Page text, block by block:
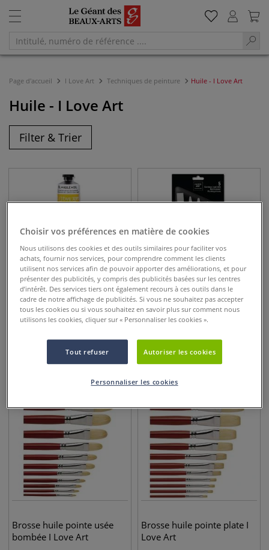
Page d'accueil I Love Art Techniques de peinture Huile - I Love Art
Huile - I Love Art
Filter & Trier
36 couleurs
Huile I Love Art
Couteaux à peindre huile,
11,95€
Brosse huile pointe usée
bombée I Love Art
Brosse huile pointe plate I
Love Art
Choisir vos préférences en matière de cookies
Nous utilisons des cookies et des outils similaires pour faciliter vos
achats, fournir nos services, pour comprendre comment les clients
utilisent nos services afin de pouvoir apporter des améliorations, et pour
présenter des publicités, y compris des publicités basées sur les centres
d’intérêt. Des services tiers ont également recours à ces outils dans le
cadre de notre affichage de publicités. Si vous ne souhaitez pas accepter
tous les cookies ou si vous souhaitez en savoir plus sur comment nous
utilisons les cookies, cliquer sur « Personnaliser les cookies ».
Tout refuser Autoriser les cookies
Personnaliser les cookies